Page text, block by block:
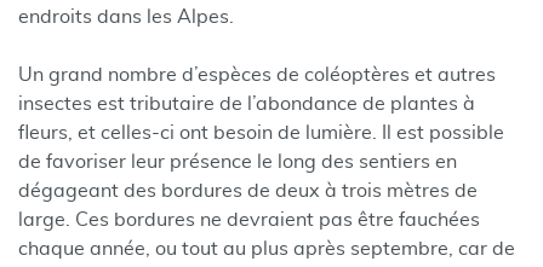
endroits dans les Alpes.
Un grand nombre d’espèces de coléoptères et autres
insectes est tributaire de l’abondance de plantes à
fleurs, et celles-ci ont besoin de lumière. Il est possible
de favoriser leur présence le long des sentiers en
dégageant des bordures de deux à trois mètres de
large. Ces bordures ne devraient pas être fauchées
chaque année, ou tout au plus après septembre, car de